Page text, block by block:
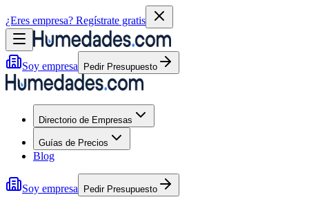
¿Eres empresa? Regístrate gratis
Soy empresa Pedir Presupuesto
Directorio de Empresas
Guías de Precios
Blog
Soy empresa Pedir Presupuesto